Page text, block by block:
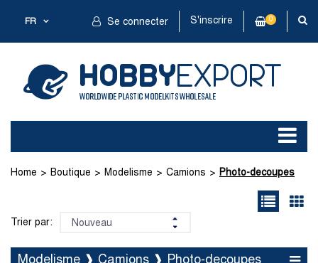
FR Se connecter S'inscrire 0
Home Boutique Modelisme Camions Photo-decoupes
Trier par:
Modelisme ❱ Camions ❱ Photo-decoupes